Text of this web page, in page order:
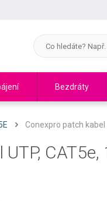
Bezdráty
Conexpro patch kabel